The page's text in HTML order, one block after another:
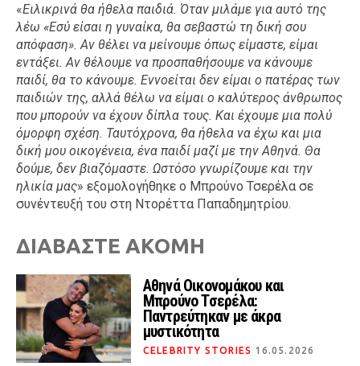
«Ειλικρινά θα ήθελα παιδιά. Όταν μιλάμε για αυτό της
λέω «Εσύ είσαι η γυναίκα, θα σεβαστώ τη δική σου
απόφαση». Αν θέλει να μείνουμε όπως είμαστε, είμαι
εντάξει. Αν θέλουμε να προσπαθήσουμε να κάνουμε
παιδί, θα το κάνουμε. Εννοείται δεν είμαι ο πατέρας των
παιδιών της, αλλά θέλω να είμαι ο καλύτερος άνθρωπος
που μπορούν να έχουν δίπλα τους. Και έχουμε μια πολύ
όμορφη σχέση. Ταυτόχρονα, θα ήθελα να έχω και μια
δική μου οικογένεια, ένα παιδί μαζί με την Αθηνά. Θα
δούμε, δεν βιαζόμαστε. Ωστόσο γνωρίζουμε και την
ηλικία μας» εξομολογήθηκε ο Μπρούνο Τσερέλα σε
συνέντευξή του στη Ντορέττα Παπαδημητρίου.
ΔΙΑΒΑΣΤΕ ΑΚΟΜΗ
Αθηνά Οικονομάκου και
Μπρούνο Τσερέλα:
Παντρεύτηκαν με άκρα
μυστικότητα
CELEBRITY STORIES 16.05.2026